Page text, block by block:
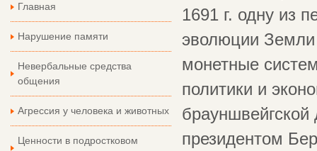
Главная
Нарушение памяти
Невербальные средства
общения
Агрессия у человека и животных
Ценности в подростковом
1691 г. одну из
эволюции Земли
монетные
политики и
президентом